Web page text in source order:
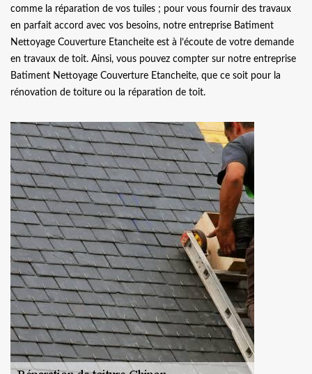
comme la réparation de vos tuiles ; pour vous fournir des travaux
en parfait accord avec vos besoins, notre entreprise Batiment
Nettoyage Couverture Etancheite est à l’écoute de votre demande
en travaux de toit. Ainsi, vous pouvez compter sur notre entreprise
Batiment Nettoyage Couverture Etancheite, que ce soit pour la
rénovation de toiture ou la réparation de toit.